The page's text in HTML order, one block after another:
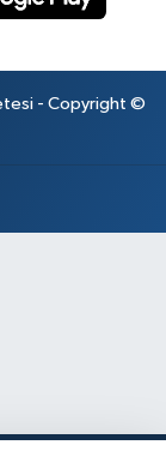
- Copyright ©